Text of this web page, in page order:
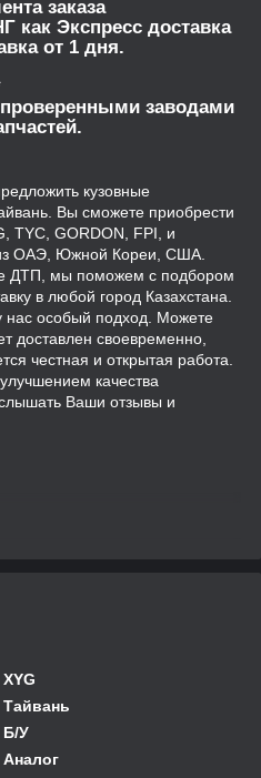
заказа
как Экспресс доставка
от 1 дня.
заводами
кузовные
Вы сможете приобрести
TYC, GORDON, FPI, и
из ОАЭ, Южной Кореи, США.
ДТП, мы поможем с подбором
в любой город Казахстана.
нас особый подход. Можете
доставлен своевременно,
честная и открытая работа.
качества
Ваши отзывы и
XYG
Тайвань
Б/У
Аналог